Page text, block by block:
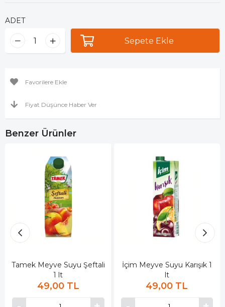
ADET
Favorilere Ekle
Fiyat Düşünce Haber Ver
Benzer Ürünler
Tamek Meyve Suyu Şeftali
1 lt
49,00 TL
İçim Meyve Suyu Karışık 1
lt
49,00 TL